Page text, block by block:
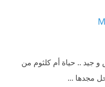
جيد .. حياة أم كلثوم من
مجدها ...